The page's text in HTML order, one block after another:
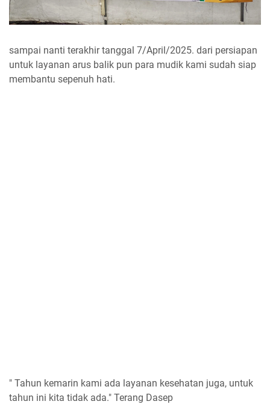
sampai nanti terakhir tanggal 7/April/2025. dari persiapan
untuk layanan arus balik pun para mudik kami sudah siap
membantu sepenuh hati.
" Tahun kemarin kami ada layanan kesehatan juga, untuk
tahun ini kita tidak ada." Terang Dasep